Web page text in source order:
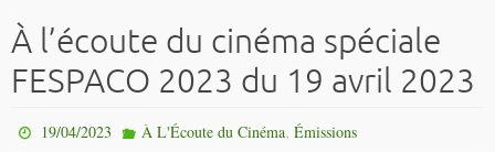
À l’écoute du cinéma spéciale
FESPACO 2023 du 19 avril 2023
19/04/2023 À L'Écoute du Cinéma, Émissions